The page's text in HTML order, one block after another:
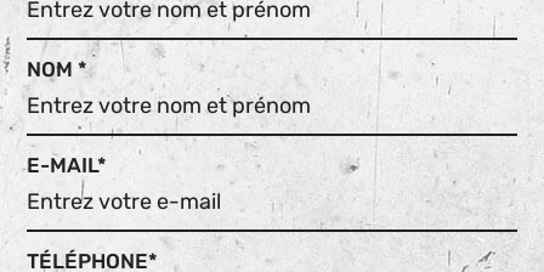
NOM *
E-MAIL*
TÉLÉPHONE*